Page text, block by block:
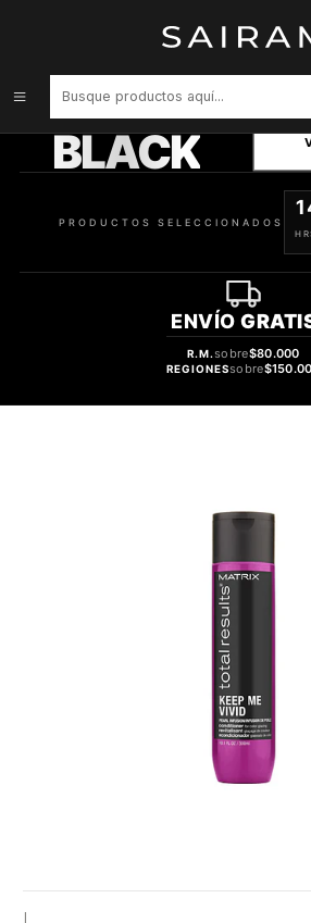
Acondicionador Cabello Con Color Sin
BLACK
PRODUCTOS SELECCIONADOS
ENVÍO
R.M.sobre$80.000
REGIONESsobre